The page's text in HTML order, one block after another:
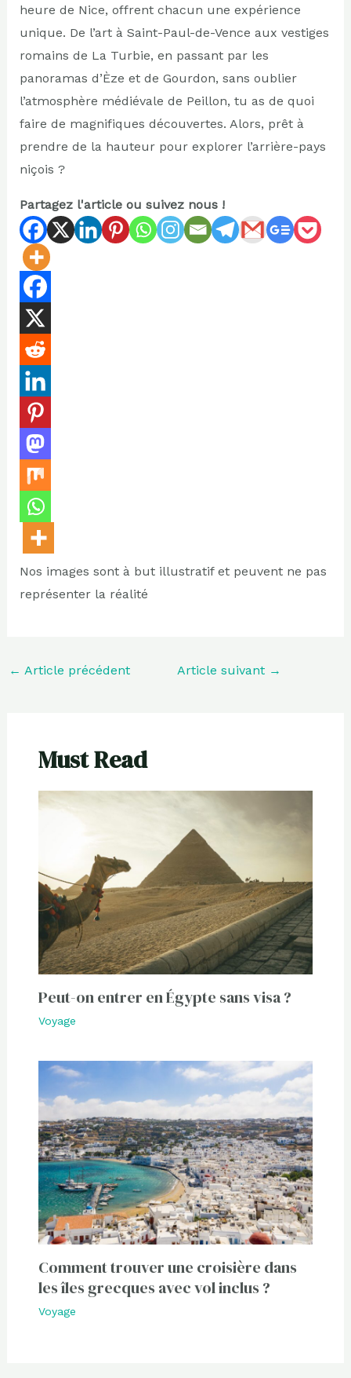
heure de Nice, offrent chacun une expérience
unique. De l’art à Saint-Paul-de-Vence aux vestiges
romains de La Turbie, en passant par les
panoramas d’Èze et de Gourdon, sans oublier
l’atmosphère médiévale de Peillon, tu as de quoi
faire de magnifiques découvertes. Alors, prêt à
prendre de la hauteur pour explorer l’arrière-pays
niçois ?
Partagez l'article ou suivez nous !
Nos images sont à but illustratif et peuvent ne pas
représenter la réalité
← Article précédent Article suivant →
Must Read
Peut-on entrer en Égypte sans visa ?
Voyage
Comment trouver une croisière dans
les îles grecques avec vol inclus ?
Voyage